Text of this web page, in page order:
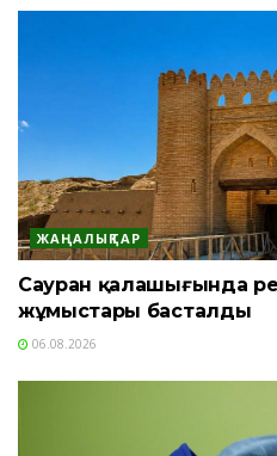
ЖАҢАЛЫҚТАР
Сауран қалашығында
жұмыстары басталды
06.08.2026